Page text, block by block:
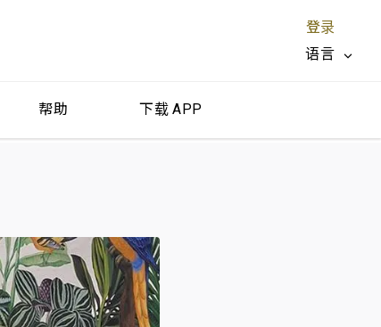
登录
语言
帮助 下载 APP